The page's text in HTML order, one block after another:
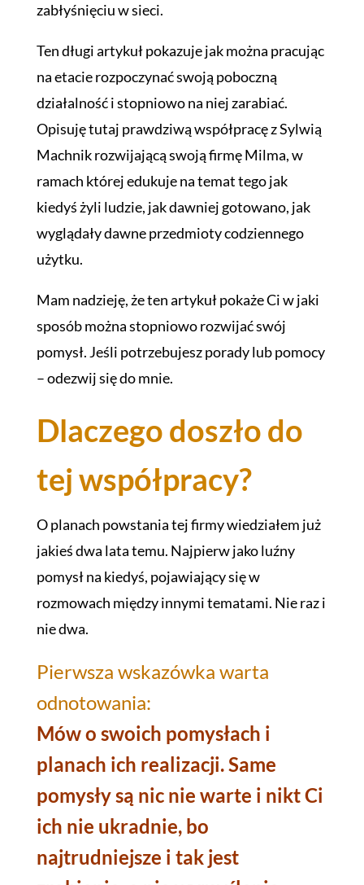
zabłyśnięciu w sieci.
Ten długi artykuł pokazuje jak można pracując
na etacie rozpoczynać swoją poboczną
działalność i stopniowo na niej zarabiać.
Opisuję tutaj prawdziwą współpracę z Sylwią
Machnik rozwijającą swoją firmę Milma, w
ramach której edukuje na temat tego jak
kiedyś żyli ludzie, jak dawniej gotowano, jak
wyglądały dawne przedmioty codziennego
użytku.
Mam nadzieję, że ten artykuł pokaże Ci w jaki
sposób można stopniowo rozwijać swój
pomysł. Jeśli potrzebujesz porady lub pomocy
– odezwij się do mnie.
Dlaczego doszło do
tej współpracy?
O planach powstania tej firmy wiedziałem już
jakieś dwa lata temu. Najpierw jako luźny
pomysł na kiedyś, pojawiający się w
rozmowach między innymi tematami. Nie raz i
nie dwa.
Pierwsza wskazówka warta
odnotowania:
Mów o swoich pomysłach i
planach ich realizacji. Same
pomysły są nic nie warte i nikt Ci
ich nie ukradnie, bo
najtrudniejsze i tak jest